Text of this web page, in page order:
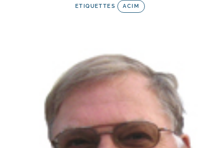
ETIQUETTES ACIM